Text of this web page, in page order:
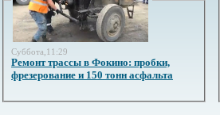
Суббота,11:29
Ремонт трассы в Фокино: пробки,
фрезерование и 150 тонн асфальта